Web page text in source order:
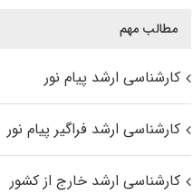
مطالب مهم
کارشناسی ارشد پیام نور
کارشناسی ارشد فراگیر پیام نور
کارشناسی ارشد خارج از کشور